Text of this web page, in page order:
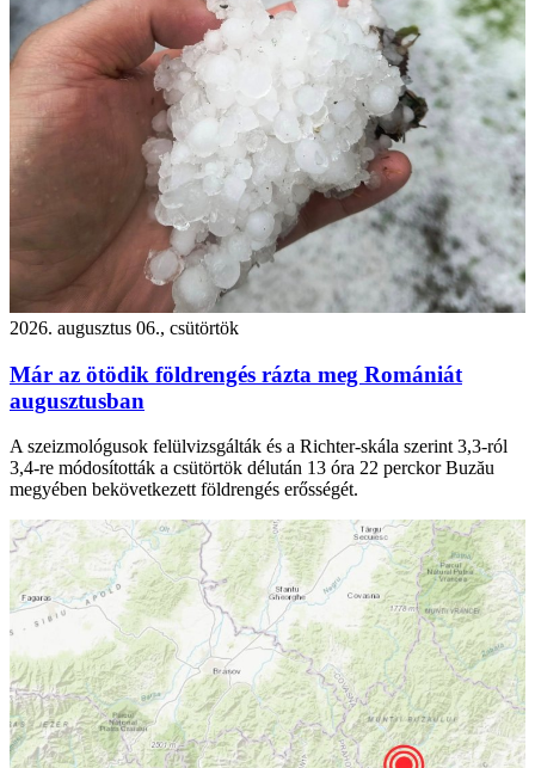
2026. augusztus 06., csütörtök
Már az ötödik földrengés rázta meg Romániát
augusztusban
A szeizmológusok felülvizsgálták és a Richter-skála szerint 3,3-ról
3,4-re módosították a csütörtök délután 13 óra 22 perckor Buzău
megyében bekövetkezett földrengés erősségét.